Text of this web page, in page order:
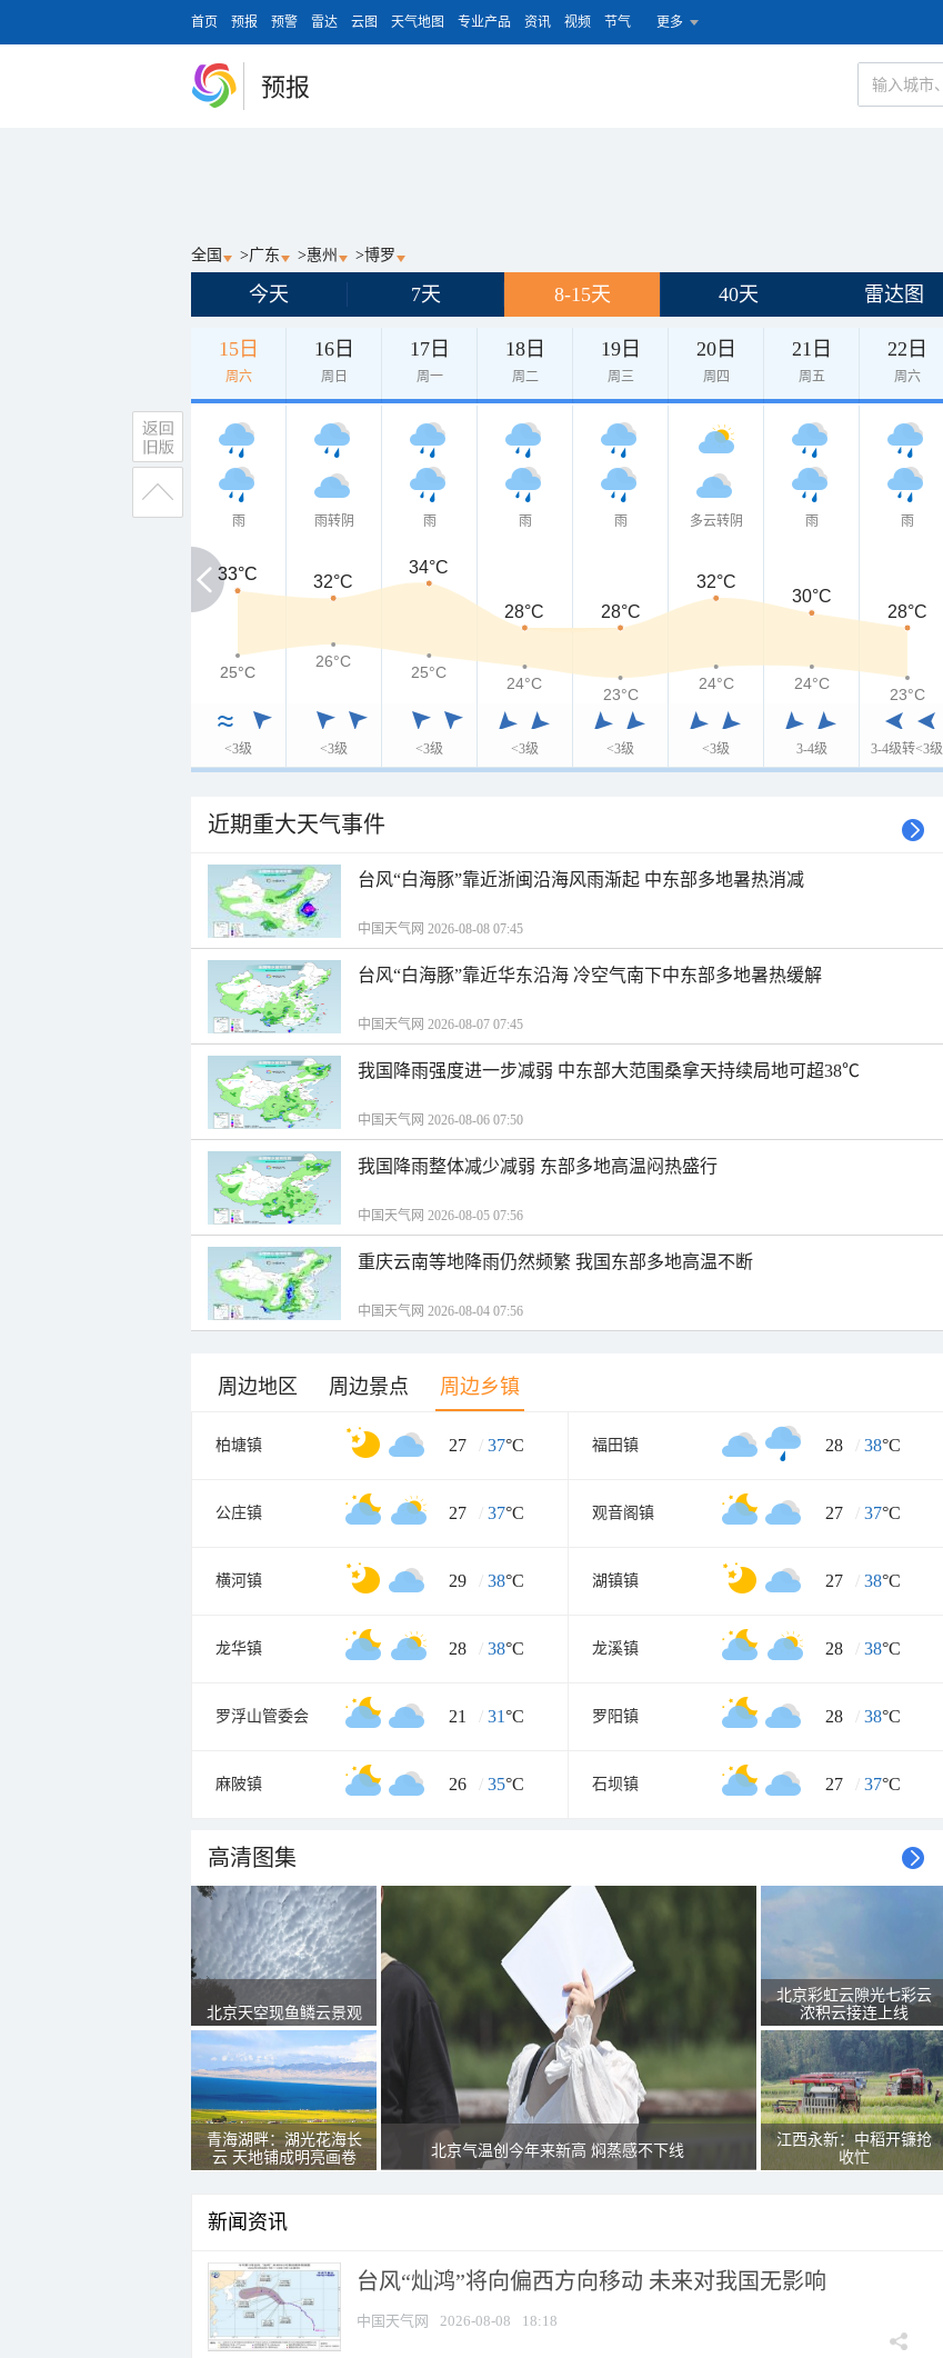
首页 预报 预警 雷达 云图 天气地图 专业产品 资讯 视频 节气 更多
预报
全国 >广东 >惠州 >博罗
今天 7天 8-15天 40天 雷达图
15日
周六
16日
周日
17日
周一
18日
周二
19日
周三
20日
周四
21日
周五
22日
周六
雨
<3级
雨转阴
<3级
雨
<3级
雨
<3级
雨
<3级
多云转阴
<3级
雨
3-4级
雨
3-4级转<3级
33°C
33°C 32°C
34°C
28°C 28°C
32°C
30°C
28°C
25°C
25°C
26°C
25°C
24°C
23°C
24°C 24°C
23°C
近期重大天气事件
台风“白海豚”靠近浙闽沿海风雨渐起 中东部多地暑热消减
中国天气网 2026-08-08 07:45
台风“白海豚”靠近华东沿海 冷空气南下中东部多地暑热缓解
中国天气网 2026-08-07 07:45
我国降雨强度进一步减弱 中东部大范围桑拿天持续局地可超38℃
中国天气网 2026-08-06 07:50
我国降雨整体减少减弱 东部多地高温闷热盛行
中国天气网 2026-08-05 07:56
重庆云南等地降雨仍然频繁 我国东部多地高温不断
中国天气网 2026-08-04 07:56
周边地区 周边景点 周边乡镇
柏塘镇 27 / 37°C 福田镇 28 / 38°C
公庄镇 27 / 37°C 观音阁镇 27 / 37°C
横河镇 29 / 38°C 湖镇镇 27 / 38°C
龙华镇 28 / 38°C 龙溪镇 28 / 38°C
罗浮山管委会 21 / 31°C 罗阳镇 28 / 38°C
麻陂镇 26 / 35°C 石坝镇 27 / 37°C
高清图集
北京天空现鱼鳞云景观
青海湖畔：湖光花海长
云 天地铺成明亮画卷
北京气温创今年来新高 焖蒸感不下线
北京彩虹云隙光七彩云
浓积云接连上线
江西永新：中稻开镰抢
收忙
新闻资讯
台风“灿鸿”将向偏西方向移动 未来对我国无影响
中国天气网 2026-08-08 18:18